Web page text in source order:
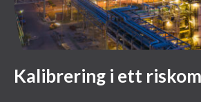
Kalibrering i ett